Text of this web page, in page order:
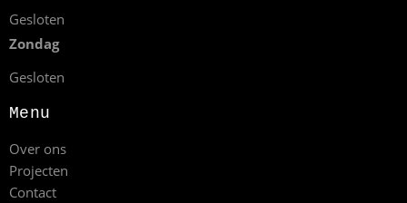
Gesloten
Zondag
Gesloten
Menu
Over ons
Projecten
Contact